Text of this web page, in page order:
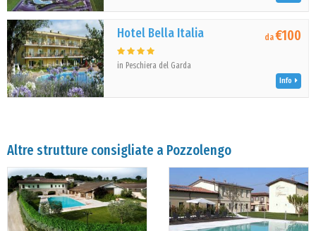
Hotel Bella Italia
in Peschiera del Garda
da€100
Info
Altre strutture consigliate a Pozzolengo